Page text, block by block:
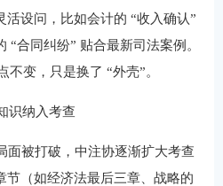
设问，比如会计的 “收入确认”
合同纠纷” 贴合最新司法案例。
变，只是换了 “外壳”。
识纳入考查
面被打破，中注协逐渐扩大考查
节（如经济法最后三章、战略的